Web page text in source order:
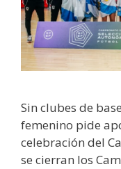
Sin clubes de
femenino pide
celebración del
se cierran los